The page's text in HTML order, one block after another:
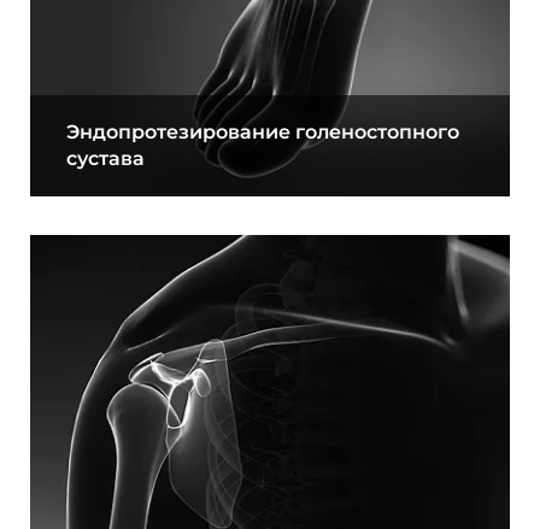
Эндопротезирование голеностопного
сустава